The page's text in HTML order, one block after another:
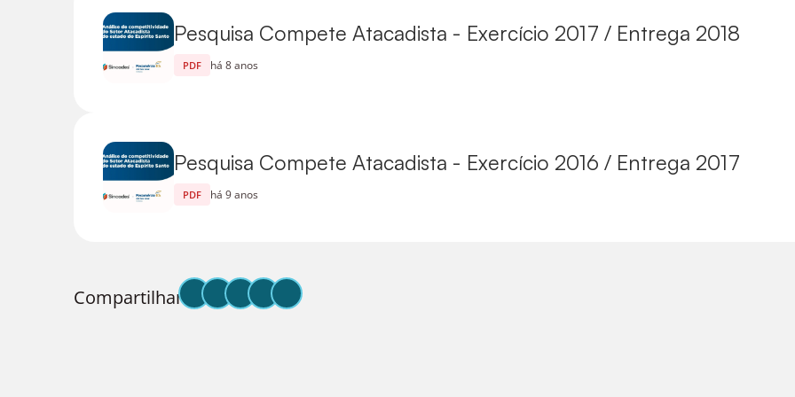
Pesquisa Compete Atacadista - Exercício 2017 / Entrega 2018
PDF há 8 anos
Pesquisa Compete Atacadista - Exercício 2016 / Entrega 2017
PDF há 9 anos
Compartilhar: